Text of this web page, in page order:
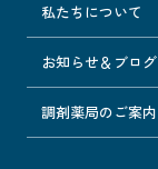
私たちについて
お知らせ＆ブログ
調剤薬局のご案内